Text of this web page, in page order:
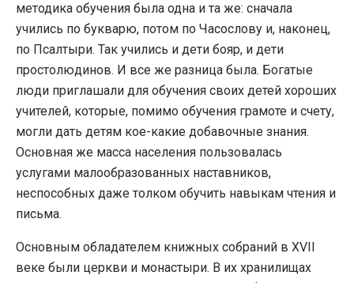
методика обучения была одна и та же: сначала
учились по букварю, потом по Часослову и, наконец,
по Псалтыри. Так учились и дети бояр, и дети
простолюдинов. И все же разница была. Богатые
люди приглашали для обучения своих детей хороших
учителей, которые, помимо обучения грамоте и счету,
могли дать детям кое-какие добавочные знания.
Основная же масса населения пользовалась
услугами малообразованных наставников,
неспособных даже толком обучить навыкам чтения и
письма.
Основным обладателем книжных собраний в XVII
веке были церкви и монастыри. В их хранилищах